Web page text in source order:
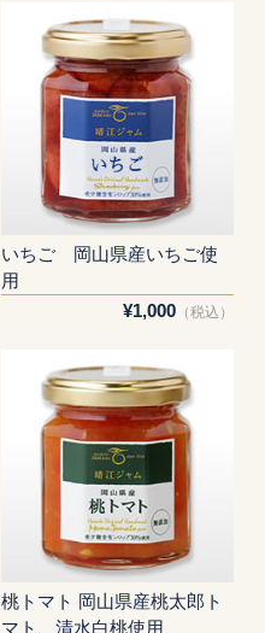
いちご 岡山県産いちご使
用
¥1,000 （税込）
桃トマト 岡山県産桃太郎ト
マト、清水白桃使用